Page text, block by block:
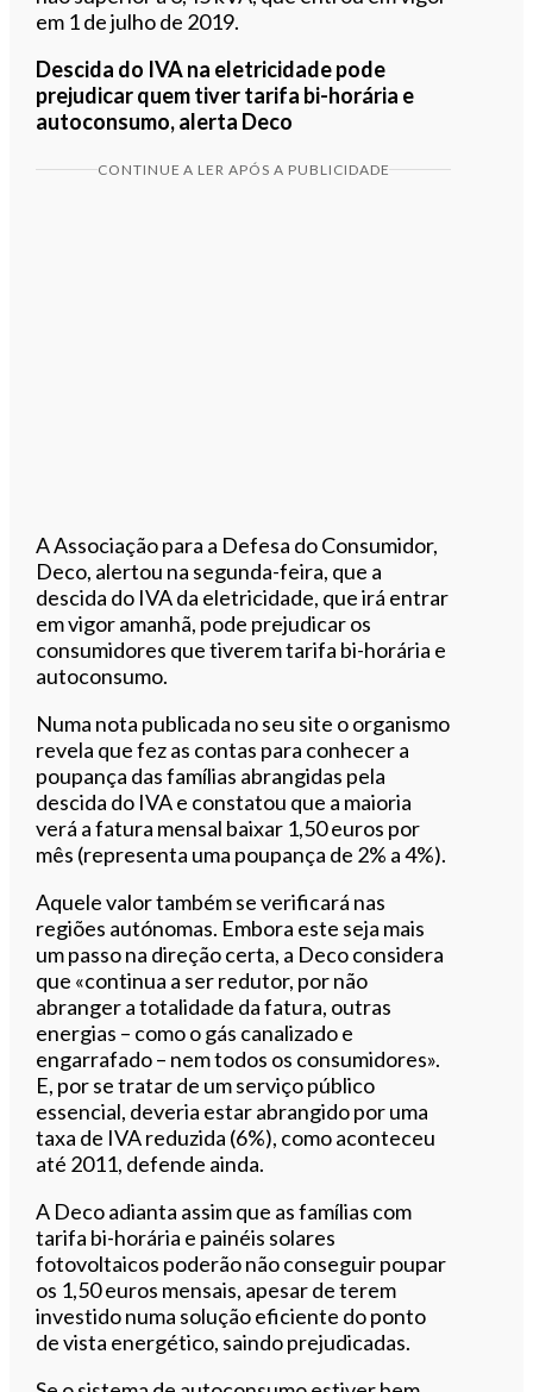
em 1 de julho de 2019.
Descida do IVA na eletricidade pode
prejudicar quem tiver tarifa bi-horária e
autoconsumo, alerta Deco
CONTINUE A LER APÓS A PUBLICIDADE
A Associação para a Defesa do Consumidor,
Deco, alertou na segunda-feira, que a
descida do IVA da eletricidade, que irá entrar
em vigor amanhã, pode prejudicar os
consumidores que tiverem tarifa bi-horária e
autoconsumo.
Numa nota publicada no seu site o organismo
revela que fez as contas para conhecer a
poupança das famílias abrangidas pela
descida do IVA e constatou que a maioria
verá a fatura mensal baixar 1,50 euros por
mês (representa uma poupança de 2% a 4%).
Aquele valor também se verificará nas
regiões autónomas. Embora este seja mais
um passo na direção certa, a Deco considera
que «continua a ser redutor, por não
abranger a totalidade da fatura, outras
energias – como o gás canalizado e
engarrafado – nem todos os consumidores».
E, por se tratar de um serviço público
essencial, deveria estar abrangido por uma
taxa de IVA reduzida (6%), como aconteceu
até 2011, defende ainda.
A Deco adianta assim que as famílias com
tarifa bi-horária e painéis solares
fotovoltaicos poderão não conseguir poupar
os 1,50 euros mensais, apesar de terem
investido numa solução eficiente do ponto
de vista energético, saindo prejudicadas.